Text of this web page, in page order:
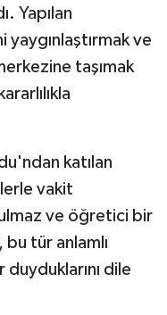
Yapılan
yaygınlaştırmak ve
taşımak
katılan
vakit
ve öğretici bir
tür anlamlı
dile